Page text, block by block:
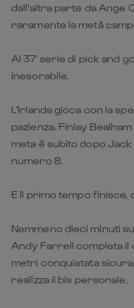
dall'altra parte da Ange
raramente la metà
Al 37' serie di pick and
inesorabile.
L'Irlanda gioca con la
pazienza. Finlay
meta è subito dopo
numero 8.
E Il primo tempo finisce,
Nemmeno dieci minuti
Andy Farrell completa il
metri conquistata
realizza il bis personale.